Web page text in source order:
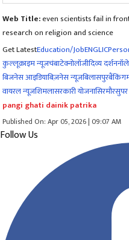
Web Title:even scientists fail in
research on religion and science
Get LatestEducation/JobENGLIC
कुल्लूक्राइम न्यूजचंबाटेक्नोलॉजीदिव्य दर्शन
बिजनेस आइडियाबिज़नेस न्यूज़बिलासपुरबैंकिंग
वायरल न्यूज़शिमलासरकारी योजनासिरमौरसुपर
pangi ghati dainik patrika
Published On: Apr 05, 2026 | 09:07 AM
Follow Us